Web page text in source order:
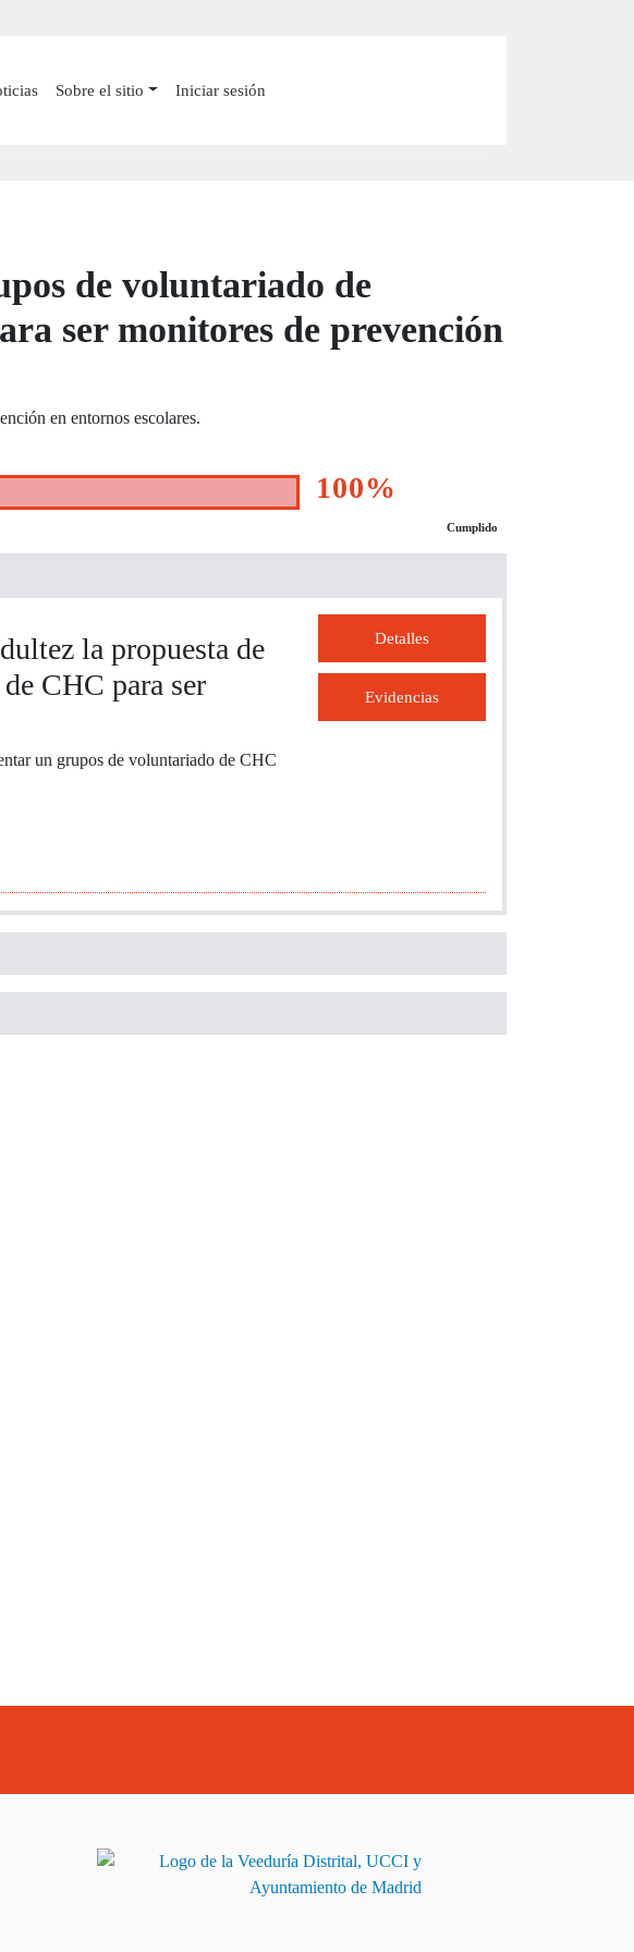
Sobre el sitio Iniciar sesión
de voluntariado de
ser monitores de prevención
en entornos escolares.
100%
Cumplido
la propuesta de
CHC para ser
un grupos de voluntariado de CHC
Detalles
Evidencias